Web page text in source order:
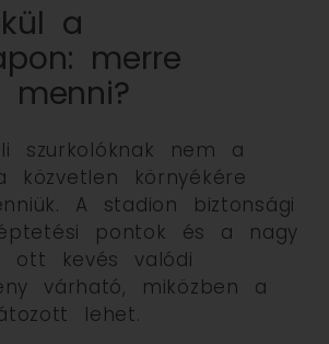
a
merre
menni?
szurkolóknak nem a
közvetlen környékére
A stadion biztonsági
pontok és a nagy
ott kevés valódi
várható, miközben a
lehet.